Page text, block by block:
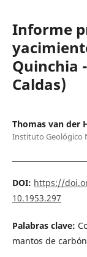
Informe
Quinchia
Caldas)
Thomas van der
Instituto Geológico
DOI: https://
10.1953.297
Palabras clave:
mantos de